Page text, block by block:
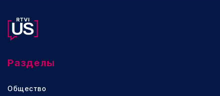
Разделы
Общество